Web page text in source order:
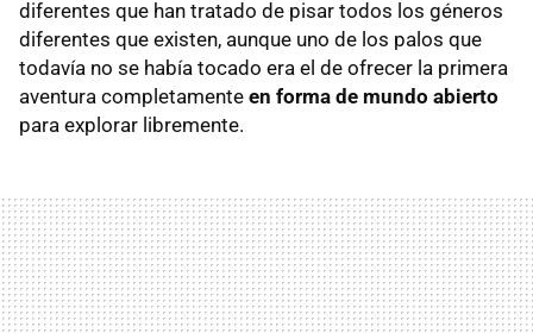
diferentes que han tratado de pisar todos los géneros
diferentes que existen, aunque uno de los palos que
todavía no se había tocado era el de ofrecer la primera
aventura completamente en forma de mundo abierto
para explorar libremente.